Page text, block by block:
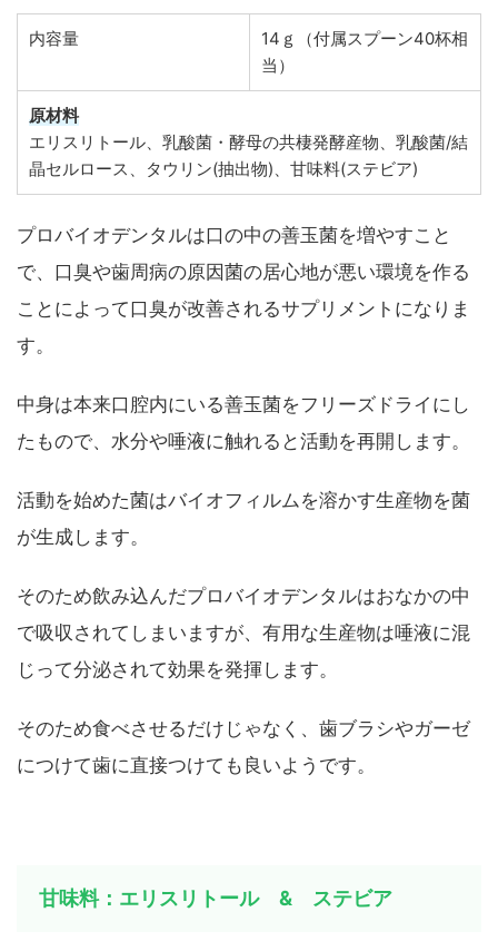
内容量
14ｇ（付属スプーン40杯相
当）
原材料
エリスリトール、乳酸菌・酵母の共棲発酵産物、乳酸菌/結
晶セルロース、タウリン(抽出物)、甘味料(ステビア)
プロバイオデンタルは口の中の善玉菌を増やすこと
で、口臭や歯周病の原因菌の居心地が悪い環境を作る
ことによって口臭が改善されるサプリメントになりま
す。
中身は本来口腔内にいる善玉菌をフリーズドライにし
たもので、水分や唾液に触れると活動を再開します。
活動を始めた菌はバイオフィルムを溶かす生産物を菌
が生成します。
そのため飲み込んだプロバイオデンタルはおなかの中
で吸収されてしまいますが、有用な生産物は唾液に混
じって分泌されて効果を発揮します。
そのため食べさせるだけじゃなく、歯ブラシやガーゼ
につけて歯に直接つけても良いようです。
甘味料：エリスリトール & ステビア